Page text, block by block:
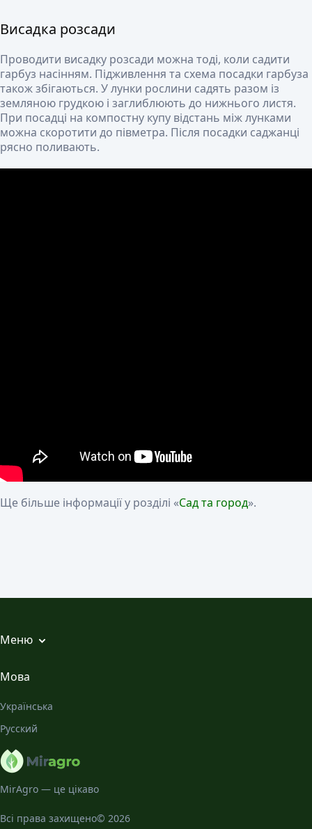
Висадка розсади
Проводити висадку розсади можна тоді, коли садити
гарбуз насінням. Підживлення та схема посадки гарбуза
також збігаються. У лунки рослини садять разом із
земляною грудкою і заглиблюють до нижнього листя.
При посадці на компостну купу відстань між лунками
можна скоротити до півметра. Після посадки саджанці
рясно поливають.
Ще більше інформації у розділі «Сад та город».
MirAgro — це цікаво
Всі права захищено© 2026
Меню
Всі статті
Галерея
Про нас
Мова
Українська
Русский